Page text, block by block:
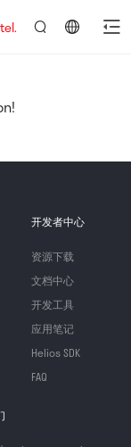
开发者中心
资源下载
文档中心
开发工具
应用笔记
Helios SDK
FAQ